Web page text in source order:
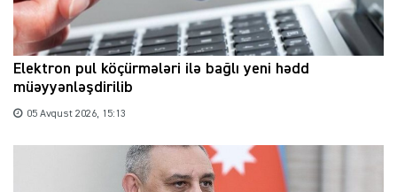
Elektron pul köçürmələri ilə bağlı yeni hədd
müəyyənləşdirilib
05 Avqust 2026, 15:13